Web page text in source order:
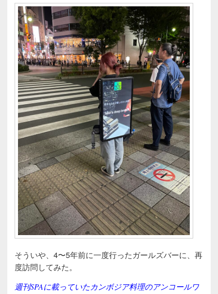
そういや、4〜5年前に一度行ったガールズバーに、再
度訪問してみた。
週刊SPAに載っていたカンボジア料理のアンコールワ